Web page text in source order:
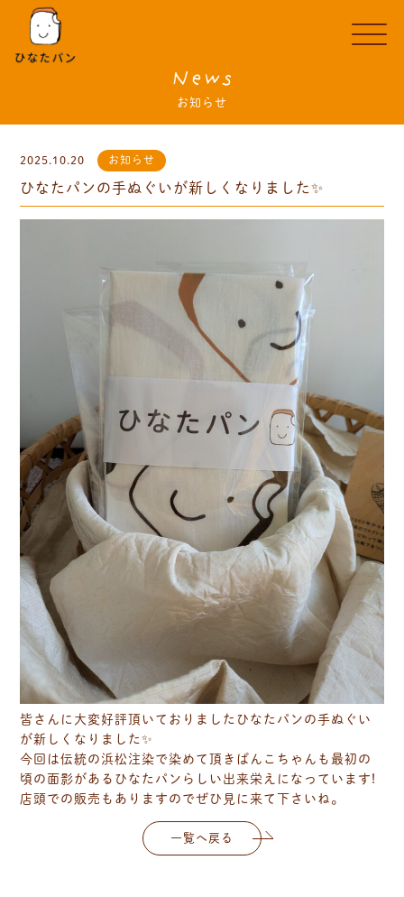
News
お知らせ
2025.10.20 お知らせ
ひなたパンの手ぬぐいが新しくなりました✨
皆さんに大変好評頂いておりましたひなたパンの手ぬぐい
が新しくなりました✨
今回は伝統の浜松注染で染めて頂きぱんこちゃんも最初の
頃の面影があるひなたパンらしい出来栄えになっています!
店頭での販売もありますのでぜひ見に来て下さいね。
一覧へ戻る